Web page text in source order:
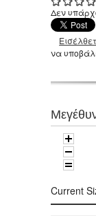
Δεν
να
Current